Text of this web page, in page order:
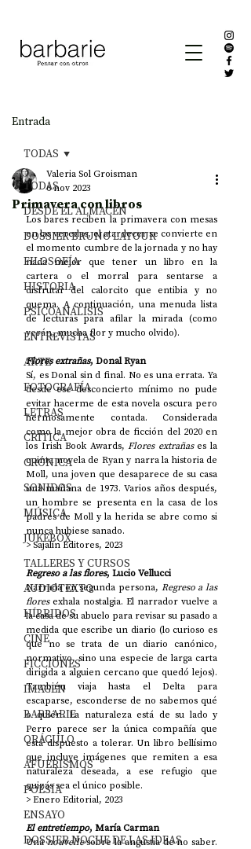
Entrada
TODAS
DESDE EL ALMACÉN
DOSSIER BRUNO LATOUR
FILOSOFÍA
HISTORIA
PSICOANÁLISIS
ENTREVISTAS
ARTE
FOTOGRAFÍA
LETRAS
CRÍTICA
CRÓNICA
SONIDOS
MÚSICA
JUKEBOX
TALLERES Y CURSOS
AUDIOTEXTO
HÍBRIDOS
CINE
FICCIONES
IMAGEN
BARBARIE
ORÁCULO
AFUERISMOS
POESÍA
ENSAYO
DOSSIER NOCHE DE LAS IDEAS
TODAS
Primavera con libros
Valeria Sol Groisman
6 nov 2023
Los bares reciben la primavera con mesas
en las veredas, el atardecer se convierte en
el momento cumbre de la jornada y no hay
nada mejor que tener un libro en la
cartera o el morral para sentarse a
disfrutar del calorcito que entibia y no
quema. A continuación, una menuda lista
de lecturas para afilar la mirada (como
verán, mucha flor y mucho olvido).
Flores extrañas, Donal Ryan
Sí, es Donal sin d final. No es una errata. Ya
desde ese desconcierto mínimo no pude
evitar hacerme de esta novela oscura pero
hermosamente contada. Considerada
como la mejor obra de ficción del 2020 en
los Irish Book Awards, Flores extrañas es la
quinta novela de Ryan y narra la historia de
Moll, una joven que desaparece de su casa
una mañana de 1973. Varios años después,
un hombre se presenta en la casa de los
padres de Moll y la herida se abre como si
nunca hubiese sanado.
> Sajalín Editores, 2023
Regreso a las flores, Lucio Vellucci
Narrada en segunda persona, Regreso a las
flores exhala nostalgia. El narrador vuelve a
la casa de su abuelo para revisar su pasado a
medida que escribe un diario (lo curioso es
que no se trata de un diario canónico,
normativo, sino una especie de larga carta
dirigida a alguien cercano que quedó lejos).
También viaja hasta el Delta para
escaparse, esconderse de no sabemos qué
o quién. La naturaleza está de su lado y
Perro parece ser la única compañía que
está dispuesto a tolerar. Un libro bellísimo
que incluye imágenes que remiten a esa
naturaleza deseada, a ese refugio que
quizás sea el único posible.
> Enero Editorial, 2023
El entretiempo, María Carman
Una nouvelle sobre la angustia de no saber.